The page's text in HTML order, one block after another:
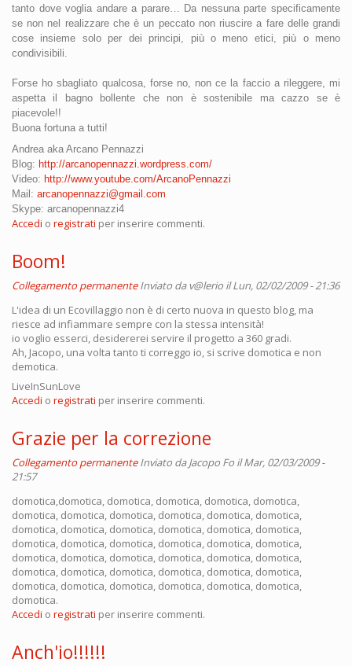
tanto dove voglia andare a parare… Da nessuna parte specificamente
se non nel realizzare che è un peccato non riuscire a fare delle grandi
cose insieme solo per dei principi, più o meno etici, più o meno
condivisibili.
Forse ho sbagliato qualcosa, forse no, non ce la faccio a rileggere, mi
aspetta il bagno bollente che non è sostenibile ma cazzo se è
piacevole!!
Buona fortuna a tutti!
Andrea aka Arcano Pennazzi
Blog: http://arcanopennazzi.wordpress.com/
Video: http://www.youtube.com/ArcanoPennazzi
Mail: arcanopennazzi@gmail.com
Skype: arcanopennazzi4
Accedi o registrati per inserire commenti.
Boom!
Collegamento permanente Inviato dav@lerio il Lun, 02/02/2009 - 21:36
L'idea di un Ecovillaggio non è di certo nuova in questo blog, ma
riesce ad infiammare sempre con la stessa intensità!
io voglio esserci, desidererei servire il progetto a 360 gradi.
Ah, Jacopo, una volta tanto ti correggo io, si scrive domotica e non
demotica.
LiveInSunLove
Accedi o registrati per inserire commenti.
Grazie per la correzione
Collegamento permanente Inviato daJacopo Fo il Mar, 02/03/2009 -
21:57
domotica,domotica, domotica, domotica, domotica, domotica,
domotica, domotica, domotica, domotica, domotica, domotica,
domotica, domotica, domotica, domotica, domotica, domotica,
domotica, domotica, domotica, domotica, domotica, domotica,
domotica, domotica, domotica, domotica, domotica, domotica,
domotica, domotica, domotica, domotica, domotica, domotica,
domotica, domotica, domotica, domotica, domotica, domotica,
domotica.
Accedi o registrati per inserire commenti.
Anch'io!!!!!!